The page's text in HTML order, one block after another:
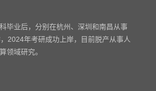
毕业后，分别在杭州、深圳和南昌从事
2024年考研成功上岸，目前脱产从事人
领域研究。